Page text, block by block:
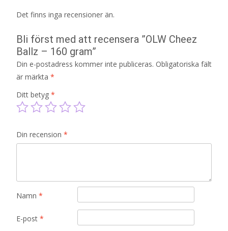
Det finns inga recensioner än.
Bli först med att recensera ”OLW Cheez
Ballz – 160 gram”
Din e-postadress kommer inte publiceras. Obligatoriska fält
är märkta *
Ditt betyg *
Din recension *
Namn *
E-post *